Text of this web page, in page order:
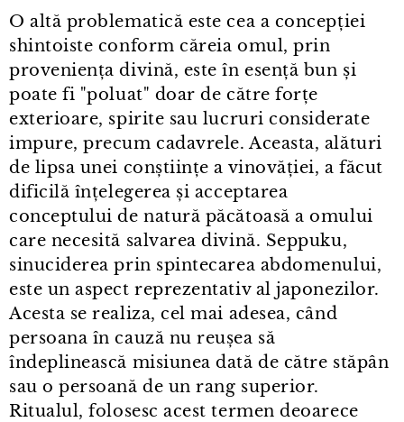
O altă problematică este cea a concepției
shintoiste conform căreia omul, prin
proveniența divină, este în esență bun și
poate fi "poluat" doar de către forțe
exterioare, spirite sau lucruri considerate
impure, precum cadavrele. Aceasta, alături
de lipsa unei conștiințe a vinovăției, a făcut
dificilă înțelegerea și acceptarea
conceptului de natură păcătoasă a omului
care necesită salvarea divină. Seppuku,
sinuciderea prin spintecarea abdomenului,
este un aspect reprezentativ al japonezilor.
Acesta se realiza, cel mai adesea, când
persoana în cauză nu reușea să
îndeplinească misiunea dată de către stăpân
sau o persoană de un rang superior.
Ritualul, folosesc acest termen deoarece